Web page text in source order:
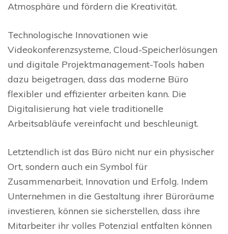
Atmosphäre und fördern die Kreativität.
Technologische Innovationen wie
Videokonferenzsysteme, Cloud-Speicherlösungen
und digitale Projektmanagement-Tools haben
dazu beigetragen, dass das moderne Büro
flexibler und effizienter arbeiten kann. Die
Digitalisierung hat viele traditionelle
Arbeitsabläufe vereinfacht und beschleunigt.
Letztendlich ist das Büro nicht nur ein physischer
Ort, sondern auch ein Symbol für
Zusammenarbeit, Innovation und Erfolg. Indem
Unternehmen in die Gestaltung ihrer Büroräume
investieren, können sie sicherstellen, dass ihre
Mitarbeiter ihr volles Potenzial entfalten können